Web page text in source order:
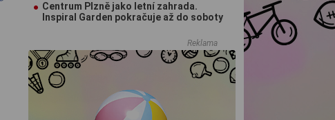
Centrum Plzně jako letní zahrada.
Inspiral Garden pokračuje až do soboty
Reklama